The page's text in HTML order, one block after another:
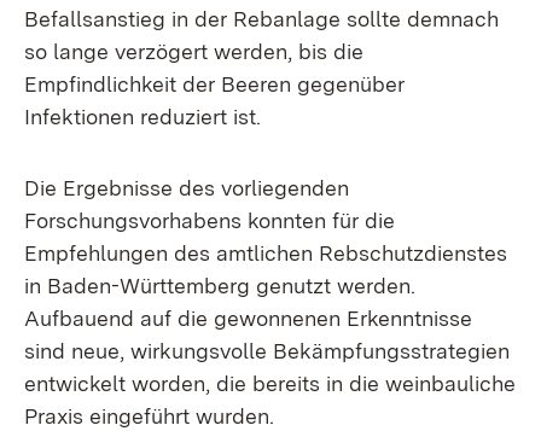
Befallsanstieg in der Rebanlage sollte demnach
so lange verzögert werden, bis die
Empfindlichkeit der Beeren gegenüber
Infektionen reduziert ist.
Die Ergebnisse des vorliegenden
Forschungsvorhabens konnten für die
Empfehlungen des amtlichen Rebschutzdienstes
in Baden-Württemberg genutzt werden.
Aufbauend auf die gewonnenen Erkenntnisse
sind neue, wirkungsvolle Bekämpfungsstrategien
entwickelt worden, die bereits in die weinbauliche
Praxis eingeführt wurden.